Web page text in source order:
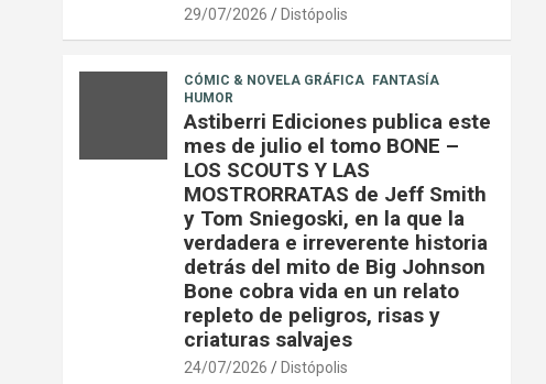
29/07/2026 Distópolis
CÓMIC & NOVELA GRÁFICA FANTASÍA
HUMOR
Astiberri Ediciones publica este
mes de julio el tomo BONE –
LOS SCOUTS Y LAS
MOSTRORRATAS de Jeff Smith
y Tom Sniegoski, en la que la
verdadera e irreverente historia
detrás del mito de Big Johnson
Bone cobra vida en un relato
repleto de peligros, risas y
criaturas salvajes
24/07/2026 Distópolis